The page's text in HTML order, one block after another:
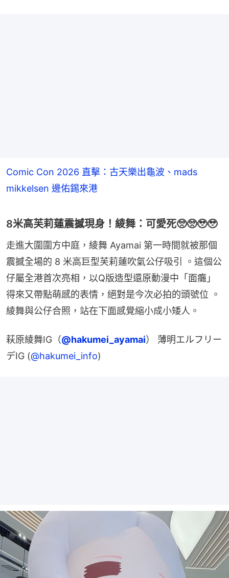
Comic Con 2026 直擊：古天樂出龜波、mads
mikkelsen 邊佑錫來港
8米高芙莉蓮震撼現身！綾舞：可愛死🥺🥺🥹🥹
走進大圍圍方中庭，綾舞 Ayamai 第一時間就被那個
震撼全場的 8 米高巨型芙莉蓮吹氣公仔吸引 。這個公
仔屬全港首次亮相，以Q版造型還原動漫中「面癱」
得來又帶點萌感的表情，絕對是今次必拍的頭號位 。
綾舞與公仔合照，站在下面感覺縮小成小矮人。
萩原綾舞IG（@hakumei_ayamai） 薄明エルフリー
デIG (@hakumei_info)